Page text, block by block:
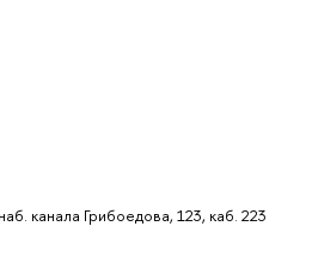
канала Грибоедова, 123, каб. 223